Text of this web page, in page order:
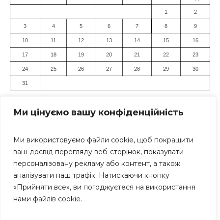
Ми цінуємо вашу конфіденційність
Ми використовуємо файли cookie, щоб покращити
ваш досвід перегляду веб-сторінок, показувати
персоналізовану рекламу або контент, а також
аналізувати наш трафік. Натискаючи кнопку
«Прийняти все», ви погоджуєтеся на використання
нами файлів cookie.
1 2
3 4 5 6 7 8 9
10 11 12 13 14 15 16
17 18 19 20 21 22 23
24 25 26 27 28 29 30
31
Засновник: Громадська організація "Дніпровський Прес-
Клуб" Всі права захищені. Використання матеріалів